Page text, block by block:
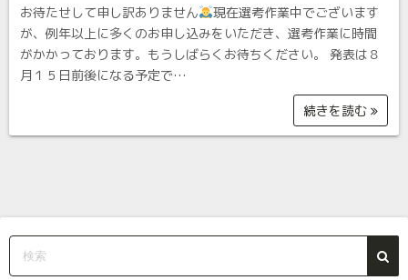
お待たせして申し訳ありません
現在選考作業中でございます
が、例年以上に多くのお申し込みをいただき、選考作業に時間
がかかっております。もうしばらくお待ちください。 発表は８
月１５日前後になる予定で…
続きを読む